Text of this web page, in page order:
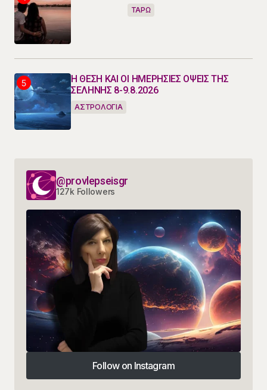
ΤΑΡΩ
Η ΘΕΣΗ ΚΑΙ ΟΙ ΗΜΕΡΗΣΙΕΣ ΟΨΕΙΣ ΤΗΣ
ΣΕΛΗΝΗΣ 8-9.8.2026
ΑΣΤΡΟΛΟΓΙΑ
@provlepseisgr
127k Followers
Follow on Instagram
Follow on Instagram